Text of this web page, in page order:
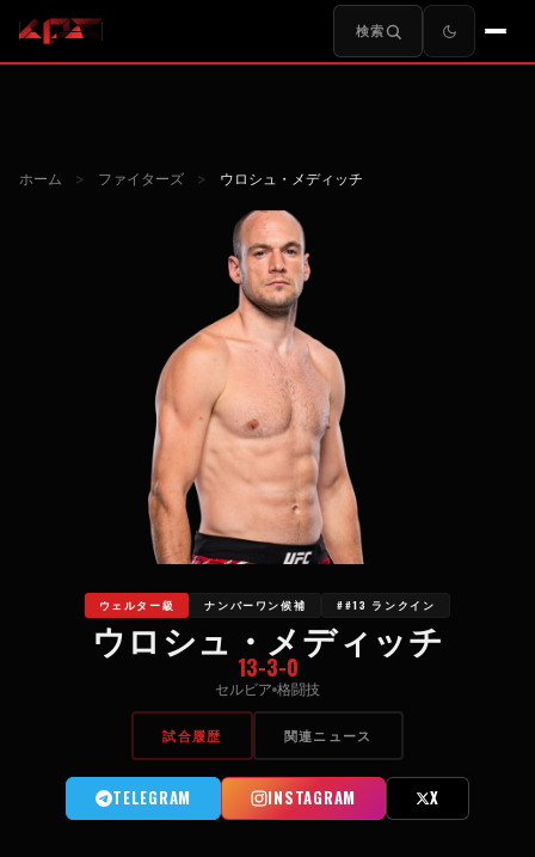
検索
ホーム > ファイターズ > ウロシュ・メディッチ
ウェルター級 ナンバーワン候補 ##13 ランクイン
ウロシュ・メディッチ
13-3-0
セルビア 格闘技
試合履歴 関連ニュース
TELEGRAM INSTAGRAM X